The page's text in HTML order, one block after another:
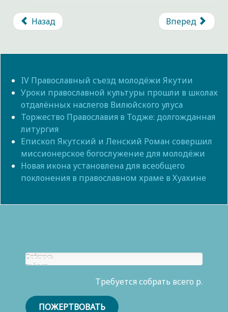
Назад Вперед
IV Православный съезд молодёжи Якутии
Уроки православной культуры прошли в школах
отдалённых наслегов Вилюйского улуса
Торжество Православия в Тодже: долгожданная
литургия
Епископ Якутский и Ленский Роман совершил
миссионерское богослужение для молодёжи
Новая икона установлена для всеобщего
поклонения в православном храме в Хуахине
Собрано
р.
Осталось
собрать
Требуется собрать всего р.
ПОЖЕРТВОВАТЬ